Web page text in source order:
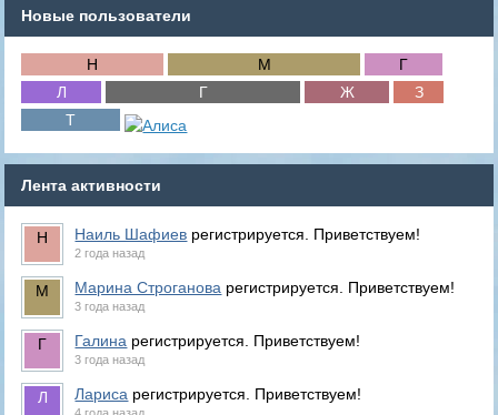
Новые пользователи
Лента активности
Наиль Шафиев регистрируется. Приветствуем!
2 года назад
Марина Строганова регистрируется. Приветствуем!
3 года назад
Галина регистрируется. Приветствуем!
3 года назад
Лариса регистрируется. Приветствуем!